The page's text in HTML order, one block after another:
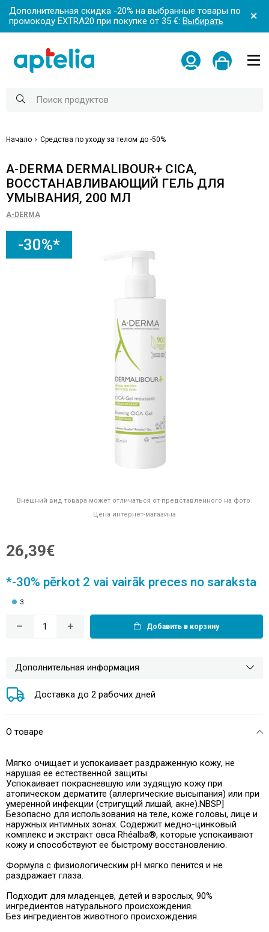
Дополнительная скидка -20% на выбранные товары по
промокоду EXTRA20 при покупке от 35 €: Выбирать
Начало Средства по уходу за телом до -50%
A-DERMA DERMALIBOUR+ CICA,
ВОССТАНАВЛИВАЮЩИЙ ГЕЛЬ ДЛЯ
УМЫВАНИЯ, 200 МЛ
A-DERMA
-30%*
Внешний вид товара может отличаться от представленного на фото.
Цена интернет-магазина
26,39€
*-30% pērkot 2 vai vairāk preces no saraksta
3
Добавить в корзину
Дополнительная информация
Доставка до 2 рабочих дней
О товаре
Мягко очищает и успокаивает раздраженную кожу, не
нарушая ее естественной защиты.
Успокаивает покрасневшую или зудящую кожу при
атопическом дерматите (аллергические высыпания) или при
умеренной инфекции (стригущий лишай, акне).NBSP]
Безопасно для использования на теле, коже головы, лице и
наружных интимных зонах. Содержит медно-цинковый
комплекс и экстракт овса Rhéalba®, которые успокаивают
кожу и способствуют ее быстрому восстановлению.
Формула с физиологическим pH мягко пенится и не
раздражает глаза.
Подходит для младенцев, детей и взрослых, 90%
ингредиентов натурального происхождения.
Без ингредиентов животного происхождения.